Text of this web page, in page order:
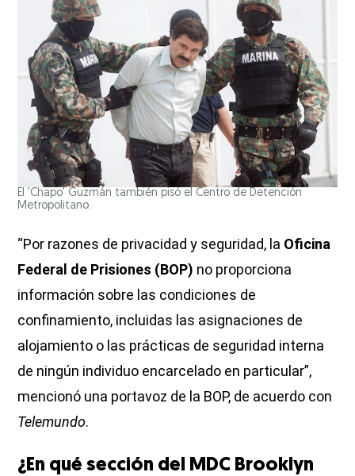
El 'Chapo' Guzmán también pisó el Centro de Detención
Metropolitano.
“Por razones de privacidad y seguridad, la Oficina
Federal de Prisiones (BOP) no proporciona
información sobre las condiciones de
confinamiento, incluidas las asignaciones de
alojamiento o las prácticas de seguridad interna
de ningún individuo encarcelado en particular”,
mencionó una portavoz de la BOP, de acuerdo con
Telemundo.
¿En qué sección del MDC Brooklyn